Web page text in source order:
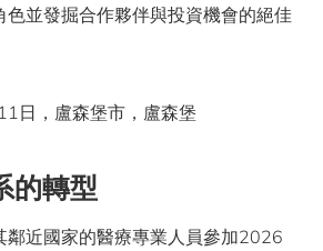
色並發掘合作夥伴與投資機會的絕佳
日，盧森堡市，盧森堡
的轉型
鄰近國家的醫療專業人員參加2026